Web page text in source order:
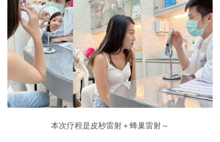
本次疗程是皮秒雷射＋蜂巢雷射～